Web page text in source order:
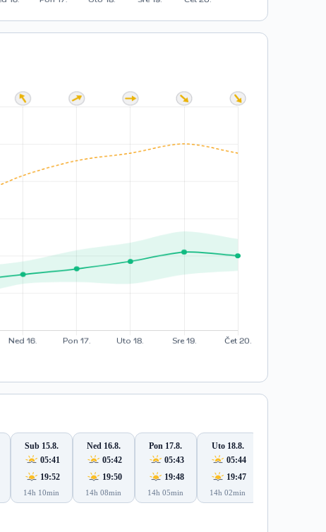
Sub 15.8.
05:41
19:52
14h 10min
Ned 16.8.
05:42
19:50
14h 08min
Pon 17.8.
05:43
19:48
14h 05min
Uto 18.8.
05:44
19:47
14h 02min